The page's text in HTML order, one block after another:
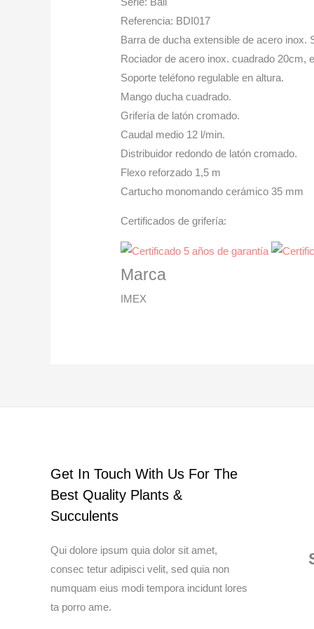
Referencia: BDI017
Barra de ducha extensible de acero inox.
Rociador de acero inox. cuadrado 20cm,
Soporte teléfono regulable en altura.
Mango ducha cuadrado.
Grifería de latón cromado.
Caudal medio 12 l/min.
Distribuidor redondo de latón cromado.
Flexo reforzado 1,5 m
Cartucho monomando cerámico 35 mm
Certificados de grifería:
Marca
IMEX
Get In Touch With Us For The
Best Quality Plants &
Succulents
Qui dolore ipsum quia dolor sit amet,
consec tetur adipisci velit, sed quia non
numquam eius modi tempora incidunt lores
ta porro ame.